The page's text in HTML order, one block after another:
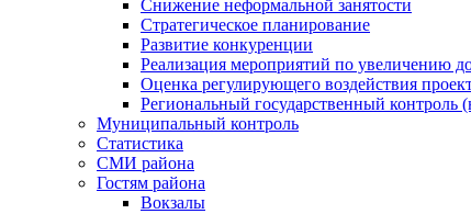
Снижение неформальной занятости
Стратегическое планирование
Развитие конкуренции
Реализация мероприятий по увеличению
Оценка регулирующего воздействия
Региональный государственный контроль
Муниципальный контроль
Статистика
СМИ района
Гостям района
Вокзалы